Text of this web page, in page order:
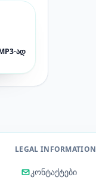
ად
LEGAL INFORMATION
კონტაქტები